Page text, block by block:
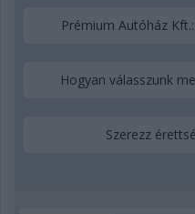
Prémium Autóház
Hogyan válasszunk
Szerezz